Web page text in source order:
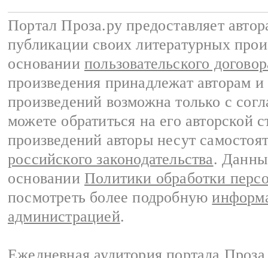
Портал Проза.ру предоставляет
публикации своих литературных
основании пользовательского
произведения принадлежат авторам
произведений возможна только с
можете обратиться на его авторской
произведений авторы несут
российского законодательства.
основании Политики обработки
посмотреть более подробную
администрацией.
Ежедневная аудитория портала